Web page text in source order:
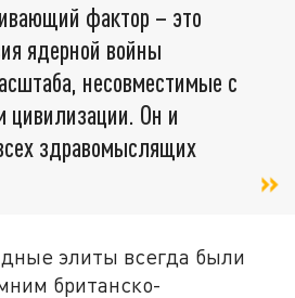
фактор – это
ядерной войны
несовместимые с
цивилизации. Он и
здравомыслящих
элиты всегда были
британско-